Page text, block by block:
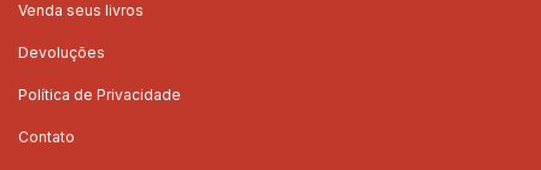
Venda seus livros
Devoluções
Política de Privacidade
Contato